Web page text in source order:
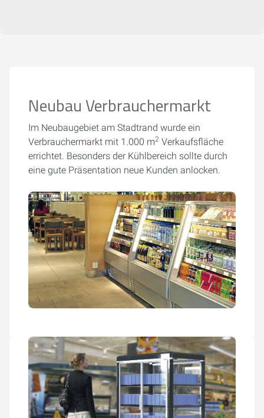
Neubau Verbrauchermarkt
Im Neubaugebiet am Stadtrand wurde ein
Verbrauchermarkt mit 1.000 m2 Verkaufsfläche
errichtet. Besonders der Kühlbereich sollte durch
eine gute Präsentation neue Kunden anlocken.